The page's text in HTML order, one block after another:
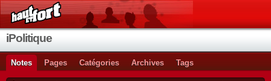
iPolitique
Notes Pages Catégories Archives Tags